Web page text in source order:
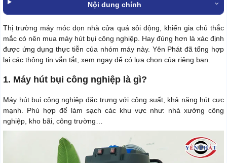
Nội dung chính
Thị trường máy móc dọn nhà cửa quá sôi động, khiến gia chủ thắc
mắc có nên mua máy hút bụi công nghiệp. Hay đúng hơn là xác định
được ứng dụng thực tiễn của nhóm máy này. Yên Phát đã tổng hợp
lại các thông tin vắn tắt, xem ngay để có lựa chọn của riêng bạn.
1. Máy hút bụi công nghiệp là gì?
Máy hút bụi công nghiệp đặc trưng với công suất, khả năng hút cực
mạnh. Phù hợp để làm sạch các khu vực như: nhà xưởng công
nghiệp, kho bãi, công trường…